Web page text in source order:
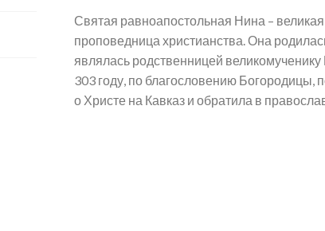
Святая равноапостольная Нина –
проповедница христианства. Она
являлась родственницей
303 году, по благословению Богородицы,
о Христе на Кавказ и обратила в